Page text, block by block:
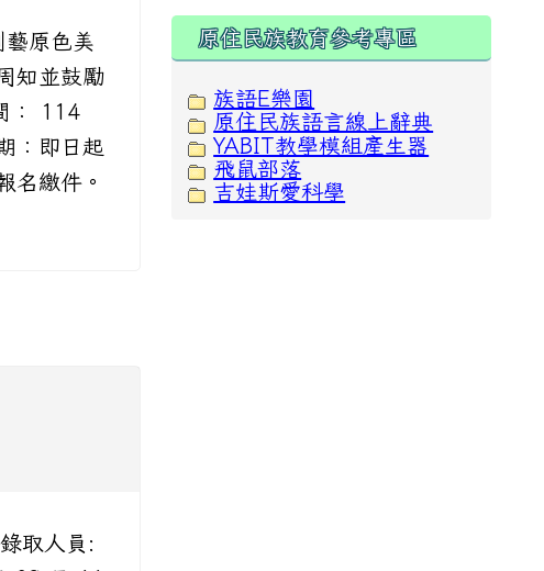
原色美
知並鼓勵
： 114
：即日起
名繳件。
取人員:
原住民族教育參考專區
族語E樂園
原住民族語言線上辭典
YABIT教學模組產生器
飛鼠部落
吉娃斯愛科學